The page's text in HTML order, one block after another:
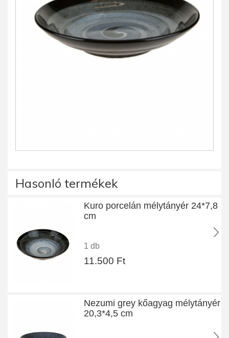
Hasonló termékek
Kuro porcelán mélytányér 24*7,8
cm
1 db
11.500 Ft
Nezumi grey kőagyag mélytányér
20,3*4,5 cm